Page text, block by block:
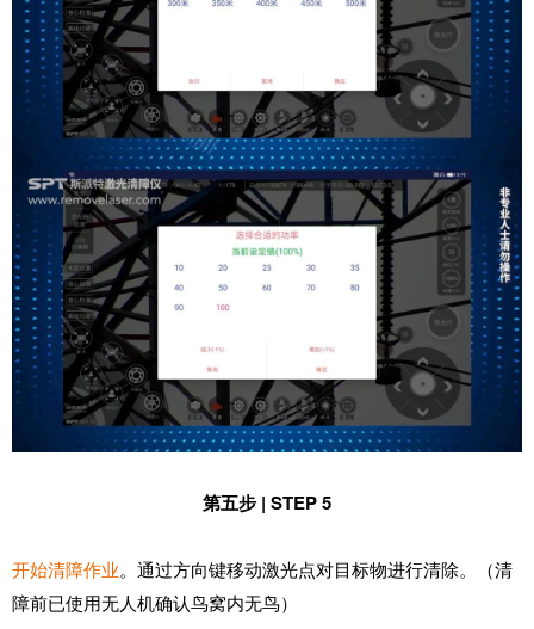
第五步 | STEP 5
开始清障作业。通过方向键移动激光点对目标物进行清除。（清
障前已使用无人机确认鸟窝内无鸟）